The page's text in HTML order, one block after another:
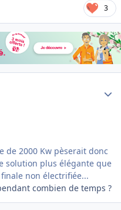
3
2000 Kw pèserait donc
solution plus élégante que
non électrifiée...
combien de temps ?